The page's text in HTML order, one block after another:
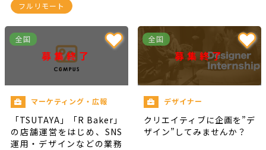
フルリモート
全国
募集終了
マーケティング・広報
「TSUTAYA」「R Baker」
の店舗運営をはじめ、SNS
運用・デザインなどの業務
全国
募集終了
デザイナー
クリエイティブに企画を”デ
ザイン”してみませんか？